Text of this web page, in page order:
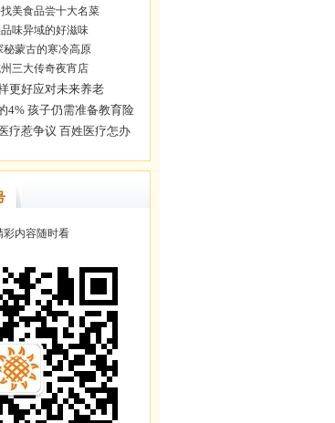
美食品尝十大名菜
味异域的好滋味
蒙古的寒冷高原
三大传奇夜宵店
彩内容随时看